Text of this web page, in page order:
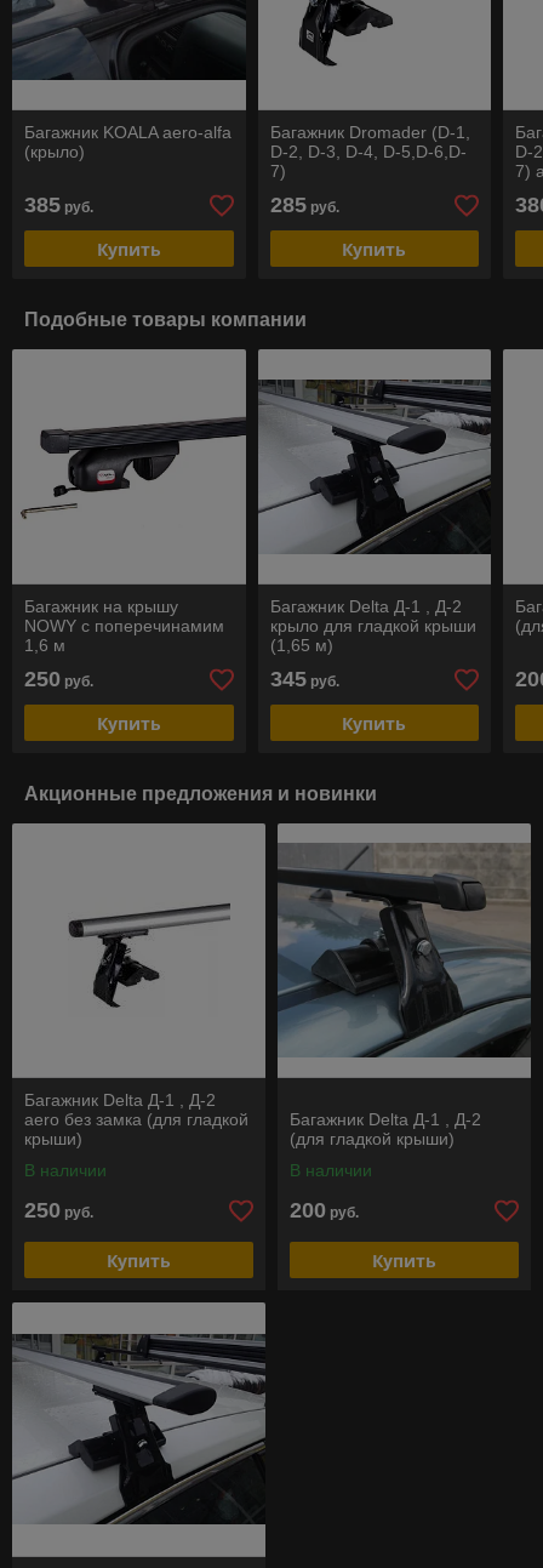
Багажник KOALA aero-alfa
(крыло)
385 руб.
Купить
Багажник Dromader (D-1,
D-2, D-3, D-4, D-5,D-6,D-
7)
285руб.
Купить
D-
7)
Подобные товары компании
Багажник на крышу
NOWY с поперечинамим
1,6 м
250 руб.
Купить
Багажник Delta Д-1 , Д-2
крыло для гладкой крыши
(1,65 м)
345руб.
Купить
Акционные предложения и новинки
Багажник Delta Д-1 , Д-2
aero без замка (для гладкой
крыши)
В наличии
250 руб.
Купить
Багажник Delta Д-1 , Д-2
(для гладкой крыши)
В наличии
200 руб.
Купить